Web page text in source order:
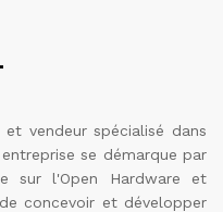
vendeur spécialisé dans
se démarque par
sur l'Open Hardware et
concevoir et développer